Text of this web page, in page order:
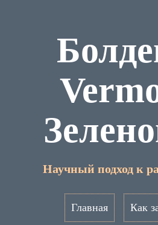
Научный подход к
Главная Как